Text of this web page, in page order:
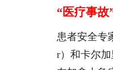
“医疗事故
患者安全专
r）和卡尔加